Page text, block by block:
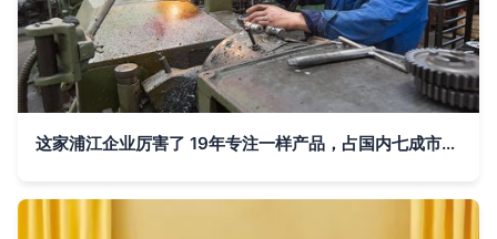
这家浦江企业厉害了 19年专注一样产品，占国内七成市场份额